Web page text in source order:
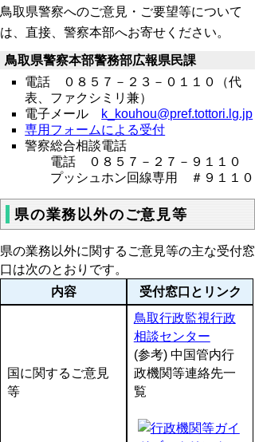
鳥取県警察へのご意見・ご要望等について
は、直接、警察本部へお寄せください。
鳥取県警察本部警務部広報県民課
電話 ０８５７－２３－０１１０（代
表、ファクシミリ兼）
電子メール
k_kouhou@pref.tottori.lg.jp
専用フォームによる受付
警察総合相談電話
電話 ０８５７－２７－９１１０
プッシュホン回線専用 ＃９１１０
県の業務以外のご意見等
県の業務以外に関するご意見等の主な受付窓
口は次のとおりです。
内容
受付窓口とリンク
国に関するご意見
等
鳥取行政監視行政
相談センター
(参考) 中国管内行
政機関等連絡先一
覧